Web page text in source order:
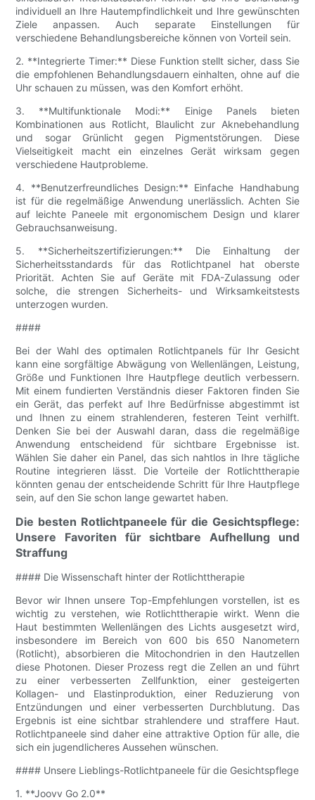
individuell an Ihre Hautempfindlichkeit und Ihre gewünschten
Ziele anpassen. Auch separate Einstellungen für
verschiedene Behandlungsbereiche können von Vorteil sein.
2. **Integrierte Timer:** Diese Funktion stellt sicher, dass Sie
die empfohlenen Behandlungsdauern einhalten, ohne auf die
Uhr schauen zu müssen, was den Komfort erhöht.
3. **Multifunktionale Modi:** Einige Panels bieten
Kombinationen aus Rotlicht, Blaulicht zur Aknebehandlung
und sogar Grünlicht gegen Pigmentstörungen. Diese
Vielseitigkeit macht ein einzelnes Gerät wirksam gegen
verschiedene Hautprobleme.
4. **Benutzerfreundliches Design:** Einfache Handhabung
ist für die regelmäßige Anwendung unerlässlich. Achten Sie
auf leichte Paneele mit ergonomischem Design und klarer
Gebrauchsanweisung.
5. **Sicherheitszertifizierungen:** Die Einhaltung der
Sicherheitsstandards für das Rotlichtpanel hat oberste
Priorität. Achten Sie auf Geräte mit FDA-Zulassung oder
solche, die strengen Sicherheits- und Wirksamkeitstests
unterzogen wurden.
####
Bei der Wahl des optimalen Rotlichtpanels für Ihr Gesicht
kann eine sorgfältige Abwägung von Wellenlängen, Leistung,
Größe und Funktionen Ihre Hautpflege deutlich verbessern.
Mit einem fundierten Verständnis dieser Faktoren finden Sie
ein Gerät, das perfekt auf Ihre Bedürfnisse abgestimmt ist
und Ihnen zu einem strahlenderen, festeren Teint verhilft.
Denken Sie bei der Auswahl daran, dass die regelmäßige
Anwendung entscheidend für sichtbare Ergebnisse ist.
Wählen Sie daher ein Panel, das sich nahtlos in Ihre tägliche
Routine integrieren lässt. Die Vorteile der Rotlichttherapie
könnten genau der entscheidende Schritt für Ihre Hautpflege
sein, auf den Sie schon lange gewartet haben.
Die besten Rotlichtpaneele für die Gesichtspflege:
Unsere Favoriten für sichtbare Aufhellung und
Straffung
#### Die Wissenschaft hinter der Rotlichttherapie
Bevor wir Ihnen unsere Top-Empfehlungen vorstellen, ist es
wichtig zu verstehen, wie Rotlichttherapie wirkt. Wenn die
Haut bestimmten Wellenlängen des Lichts ausgesetzt wird,
insbesondere im Bereich von 600 bis 650 Nanometern
(Rotlicht), absorbieren die Mitochondrien in den Hautzellen
diese Photonen. Dieser Prozess regt die Zellen an und führt
zu einer verbesserten Zellfunktion, einer gesteigerten
Kollagen- und Elastinproduktion, einer Reduzierung von
Entzündungen und einer verbesserten Durchblutung. Das
Ergebnis ist eine sichtbar strahlendere und straffere Haut.
Rotlichtpaneele sind daher eine attraktive Option für alle, die
sich ein jugendlicheres Aussehen wünschen.
#### Unsere Lieblings-Rotlichtpaneele für die Gesichtspflege
1. **Joovv Go 2.0**